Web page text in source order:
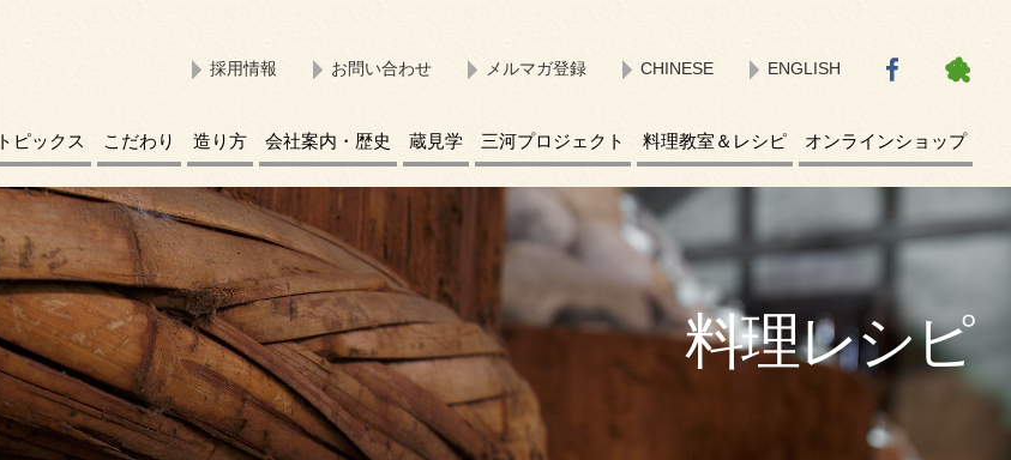
ENGLISH
CHINESE
メルマガ登録
お問い合わせ
採用情報
トピックス こだわり 造り方 会社案内・歴史 蔵見学 三河プロジェクト 料理教室＆レシピ オンラインショップ
料理レシピ